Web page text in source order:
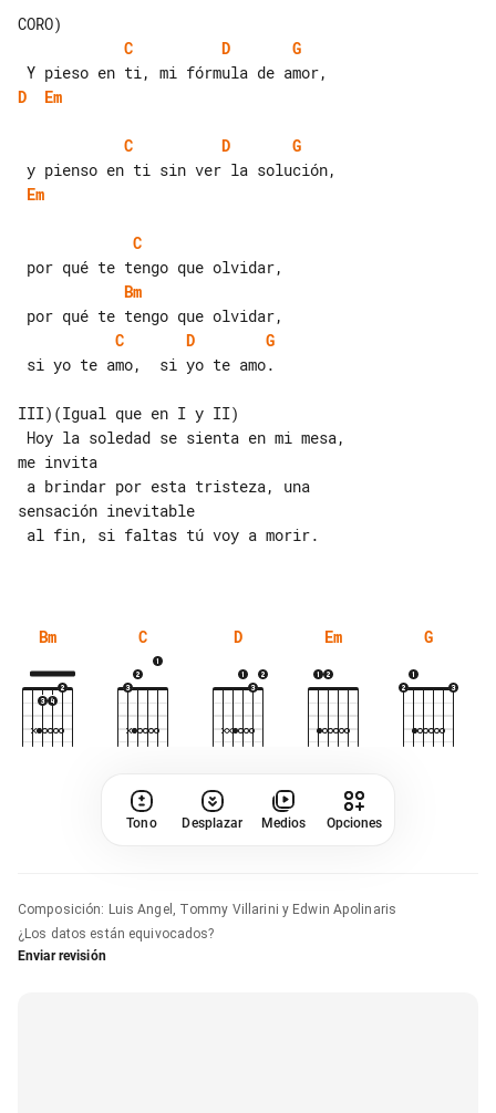
C
D
G
D
Em
C D
G
Em
C
Bm
C
D
G
III)(Igual que en I y II)
me invita
sensación inevitable
Bm C D Em G
Tono Desplazar Medios Opciones
Composición: Luis Angel, Tommy Villarini y Edwin Apolinaris
¿Los datos están equivocados?
Enviar revisión